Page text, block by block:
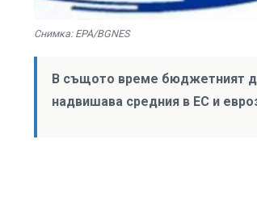
Снимка: EPA/BGNES
В същото време бюджетният
надвишава средния в ЕС и